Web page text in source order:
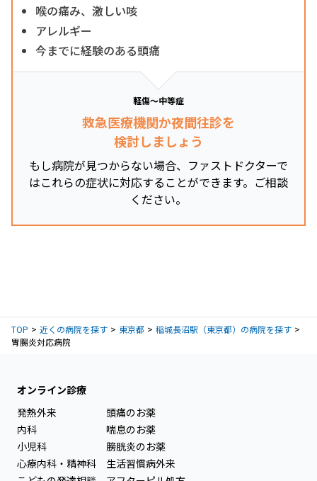
喉の痛み、激しい咳
アレルギー
今までに経験のある頭痛
軽傷～中等症
救急医療機関か夜間往診を
検討しましょう
もし病院が見つからない場合、ファストドクターで
はこれらの症状に対応することができます。ご相談
ください。
TOP 近くの病院を探す 東京都
稲城長沼駅（東京都）の病院を探す
胃腸炎対応病院
オンライン診療
発熱外来
内科
小児科
心療内科・精神科
頭痛のお薬
喘息のお薬
膀胱炎のお薬
生活習慣病外来